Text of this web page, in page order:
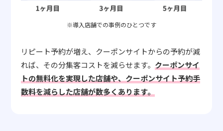
※導入店舗での事例のひとつです
リピート予約が増え、クーポンサイトからの予約が減
れば、その分集客コストを減らせます。クーポンサイ
トの無料化を実現した店舗や、クーポンサイト予約手
数料を減らした店舗が数多くあります。